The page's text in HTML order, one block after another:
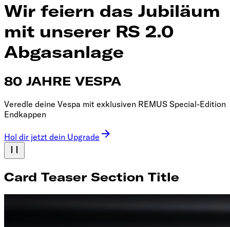
Wir feiern das Jubiläum
mit unserer RS 2.0
Abgasanlage
80 JAHRE VESPA
Veredle deine Vespa mit exklusiven REMUS Special-Edition
Endkappen
Hol dir jetzt dein Upgrade
Card Teaser Section Title